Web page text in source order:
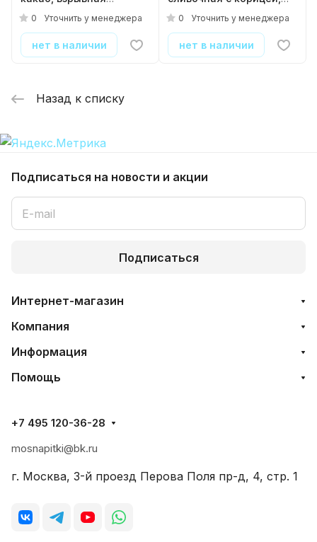
карамель, 250гр
0 Уточнить у менеджера
нет в наличии
250гр
0 Уточнить у менеджера
нет в наличии
Назад к списку
Подписаться на новости и акции
Подписаться
Интернет-магазин
Компания
Информация
Помощь
+7 495 120-36-28
mosnapitki@bk.ru
г. Москва, 3-й проезд Перова Поля пр-д, 4, стр. 1